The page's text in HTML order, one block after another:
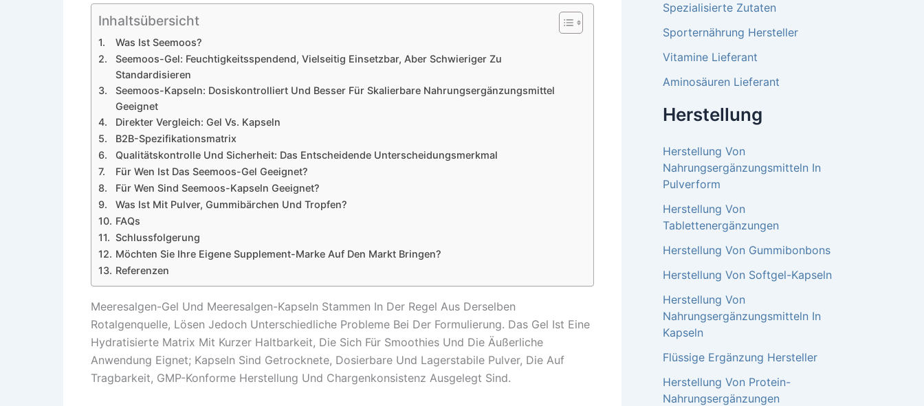
Inhaltsübersicht
Was Ist Seemoos?
Seemoos-Gel: Feuchtigkeitsspendend, Vielseitig Einsetzbar, Aber Schwieriger Zu
Standardisieren
Seemoos-Kapseln: Dosiskontrolliert Und Besser Für Skalierbare Nahrungsergänzungsmittel
Geeignet
Direkter Vergleich: Gel Vs. Kapseln
B2B-Spezifikationsmatrix
Qualitätskontrolle Und Sicherheit: Das Entscheidende Unterscheidungsmerkmal
Für Wen Ist Das Seemoos-Gel Geeignet?
Für Wen Sind Seemoos-Kapseln Geeignet?
Was Ist Mit Pulver, Gummibärchen Und Tropfen?
FAQs
Schlussfolgerung
Möchten Sie Ihre Eigene Supplement-Marke Auf Den Markt Bringen?
Referenzen
Meeresalgen-Gel Und Meeresalgen-Kapseln Stammen In Der Regel Aus Derselben
Rotalgenquelle, Lösen Jedoch Unterschiedliche Probleme Bei Der Formulierung. Das Gel Ist Eine
Hydratisierte Matrix Mit Kurzer Haltbarkeit, Die Sich Für Smoothies Und Die Äußerliche
Anwendung Eignet; Kapseln Sind Getrocknete, Dosierbare Und Lagerstabile Pulver, Die Auf
Tragbarkeit, GMP-Konforme Herstellung Und Chargenkonsistenz Ausgelegt Sind.
Spezialisierte Zutaten
Sporternährung Hersteller
Vitamine Lieferant
Aminosäuren Lieferant
Herstellung
Herstellung Von
Nahrungsergänzungsmitteln In
Pulverform
Herstellung Von
Tablettenergänzungen
Herstellung Von Gummibonbons
Herstellung Von Softgel-Kapseln
Herstellung Von
Nahrungsergänzungsmitteln In
Kapseln
Flüssige Ergänzung Hersteller
Herstellung Von Protein-
Nahrungsergänzungen